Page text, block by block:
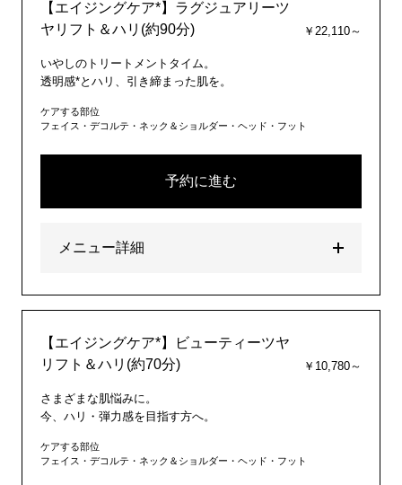
【エイジングケア*】ラグジュアリーツ
ヤリフト＆ハリ(約90分)
￥22,110～
いやしのトリートメントタイム。
透明感*とハリ、引き締まった肌を。
ケアする部位
フェイス・デコルテ・ネック＆ショルダー・ヘッド・フット
予約に進む
メニュー詳細
【エイジングケア*】ビューティーツヤ
リフト＆ハリ(約70分)
￥10,780～
さまざまな肌悩みに。
今、ハリ・弾力感を目指す方へ。
ケアする部位
フェイス・デコルテ・ネック＆ショルダー・ヘッド・フット